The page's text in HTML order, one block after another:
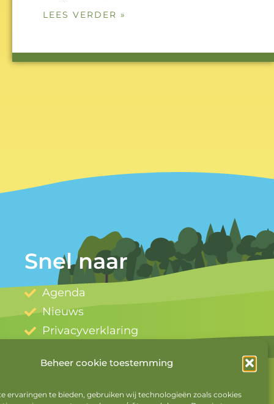
Beheer cookie toestemming
ervaringen te bieden, gebruiken wij technologieën zoals cookies
LEES VERDER »
Snel naar
Agenda
Nieuws
Privacyverklaring
Mijn account